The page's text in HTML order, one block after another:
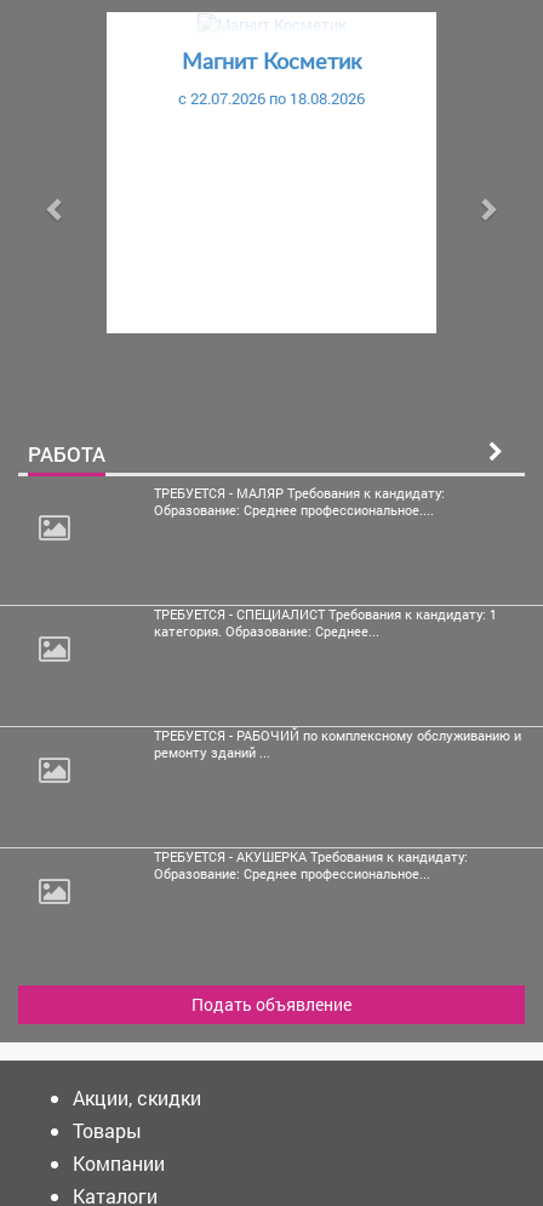
Магнит Косметик
c 22.07.2026 по 18.08.2026
РАБОТА
ТРЕБУЕТСЯ - МАЛЯР Требования к кандидату:
Образование: Среднее профессиональное....
ТРЕБУЕТСЯ - СПЕЦИАЛИСТ Требования к кандидату: 1
категория. Образование: Среднее...
ТРЕБУЕТСЯ - РАБОЧИЙ по комплексному обслуживанию и
ремонту зданий ...
ТРЕБУЕТСЯ - АКУШЕРКА Требования к кандидату:
Образование: Среднее профессиональное...
Подать объявление
Акции, скидки
Товары
Компании
Каталоги